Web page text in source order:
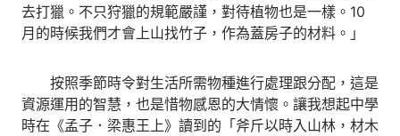
去打獵。不只狩獵的規範嚴謹，對待植物也是一樣。10
月的時候我們才會上山找竹子，作為蓋房子的材料。」
按照季節時令對生活所需物種進行處理跟分配，這是
資源運用的智慧，也是惜物感恩的大情懷。讓我想起中學
時在《孟子．梁惠王上》讀到的「斧斤以時入山林，材木